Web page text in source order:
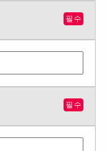
필수
필수